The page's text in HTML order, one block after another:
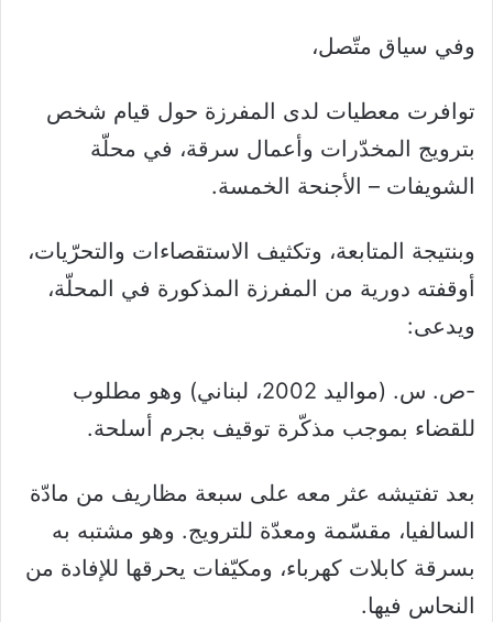
وفي سياق متّصل،
توافرت معطيات لدى المفرزة حول قيام شخص
بترويج المخدّرات وأعمال سرقة، في محلّة
الشويفات – الأجنحة الخمسة.
وبنتيجة المتابعة، وتكثيف الاستقصاءات والتحرّيات،
أوقفته دورية من المفرزة المذكورة في المحلّة،
ويدعى:
-ص. س. (مواليد 2002، لبناني) وهو مطلوب
للقضاء بموجب مذكّرة توقيف بجرم أسلحة.
بعد تفتيشه عثر معه على سبعة مظاريف من مادّة
السالفيا، مقسّمة ومعدّة للترويج. وهو مشتبه به
بسرقة كابلات كهرباء، ومكيّفات يحرقها للإفادة من
النحاس فيها.